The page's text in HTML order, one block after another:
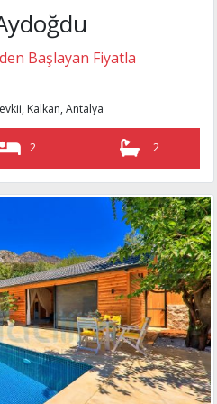
Başlayan Fiyatla
Kalkan, Antalya
2 2